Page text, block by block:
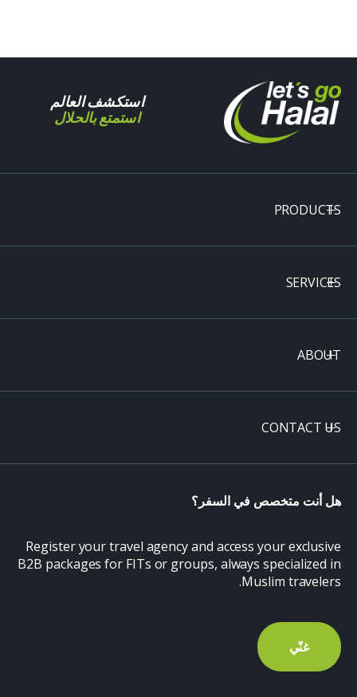
استكشف العالم
استمتع بالحلال
PRODUCTS
SERVICES
ABOUT
CONTACT US
هل أنت متخصص في السفر؟
Register your travel agency and access your exclusive
B2B packages for FITs or groups, always specialized in
Muslim travelers.
غنّي